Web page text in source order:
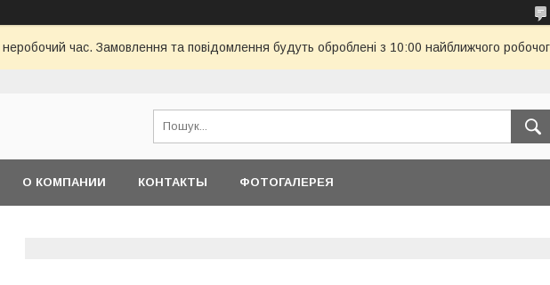
неробочий час. Замовлення та повідомлення будуть оброблені з 10:00 найближчого
О КОМПАНИИ КОНТАКТЫ ФОТОГАЛЕРЕЯ